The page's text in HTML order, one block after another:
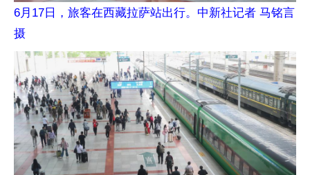
6月17日，旅客在西藏拉萨站出行。中新社记者 马铭言
摄